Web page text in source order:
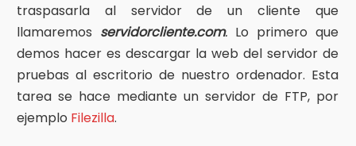
traspasarla al servidor de un cliente que
llamaremos servidorcliente.com. Lo primero que
demos hacer es descargar la web del servidor de
pruebas al escritorio de nuestro ordenador. Esta
tarea se hace mediante un servidor de FTP, por
ejemplo Filezilla.